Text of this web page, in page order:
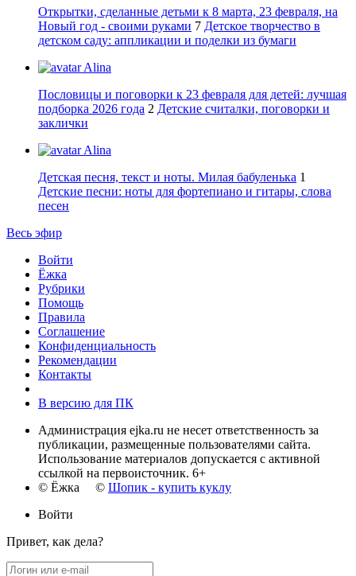
Открытки, сделанные детьми к 8 марта, 23 февраля, на
Новый год - своими руками 7 Детское творчество в
детском саду: аппликации и поделки из бумаги
Alina
Пословицы и поговорки к 23 февраля для детей: лучшая
подборка 2026 года 2 Детские считалки, поговорки и
заклички
Alina
Детская песня, текст и ноты. Милая бабуленька 1
Детские песни: ноты для фортепиано и гитары, слова
песен
Весь эфир
Войти
Ёжка
Рубрики
Помощь
Правила
Соглашение
Конфиденциальность
Рекомендации
Контакты
В версию для ПК
Администрация ejka.ru не несет ответственность за
публикации, размещенные пользователями сайта.
Использование материалов допускается с активной
ссылкой на первоисточник. 6+
© Ёжка © Шопик - купить куклу
Войти
Привет, как дела?